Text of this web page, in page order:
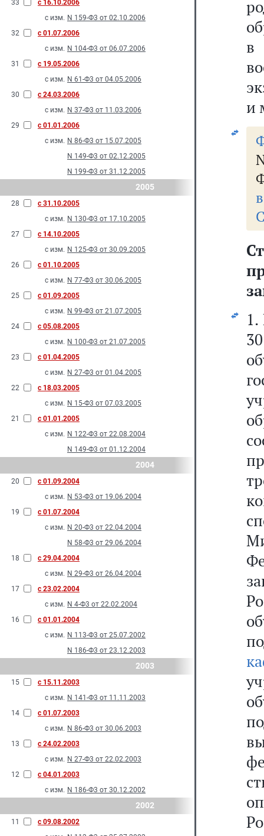
33
с 16.10.2006
с изм. N 159-Ф3 от 02.10.2006
32
с 01.07.2006
с изм. N 104-Ф3 от 06.07.2006
31
с 19.05.2006
с изм. N 61-Ф3 от 04.05.2006
30
с 24.03.2006
с изм. N 37-Ф3 от 11.03.2006
29
с 01.01.2006
с изм. N 86-Ф3 от 15.07.2005
N 149-Ф3 от 02.12.2005
N 199-Ф3 от 31.12.2005
2005
28
с 31.10.2005
с изм. N 130-Ф3 от 17.10.2005
27
с 14.10.2005
с изм. N 125-Ф3 от 30.09.2005
26
с 01.10.2005
с изм. N 77-Ф3 от 30.06.2005
25
с 01.09.2005
с изм. N 99-Ф3 от 21.07.2005
24
с 05.08.2005
с изм. N 100-Ф3 от 21.07.2005
23
с 01.04.2005
с изм. N 27-Ф3 от 01.04.2005
22
с 18.03.2005
с изм. N 15-Ф3 от 07.03.2005
21
с 01.01.2005
с изм. N 122-Ф3 от 22.08.2004
N 149-Ф3 от 01.12.2004
2004
20
с 01.09.2004
с изм. N 53-Ф3 от 19.06.2004
19
с 01.07.2004
с изм. N 20-Ф3 от 22.04.2004
N 58-Ф3 от 29.06.2004
18
с 29.04.2004
с изм. N 29-Ф3 от 26.04.2004
17
с 23.02.2004
с изм. N 4-Ф3 от 22.02.2004
16
с 01.01.2004
с изм. N 113-Ф3 от 25.07.2002
N 186-Ф3 от 23.12.2003
2003
15
с 15.11.2003
с изм. N 141-Ф3 от 11.11.2003
14
с 01.07.2003
с изм. N 86-Ф3 от 30.06.2003
13
с 24.02.2003
с изм. N 27-Ф3 от 22.02.2003
12
с 04.01.2003
с изм. N 186-Ф3 от 30.12.2002
2002
11
с 09.08.2002
и